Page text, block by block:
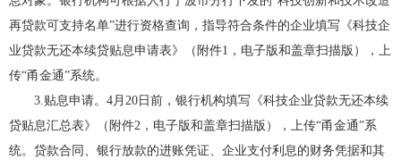
再贷款可支持名单”进行资格查询，指导符合条件的企业填写《科技企
业贷款无还本续贷贴息申请表》（附件1，电子版和盖章扫描版），上
传“甬金通”系统。
3.贴息申请。 4月20日前，银行机构填写《科技企业贷款无还本续
贷贴息汇总表》（附件2，电子版和盖章扫描版），上传“甬金通”系
统。贷款合同、银行放款的进账凭证、企业支付利息的财务凭据和其